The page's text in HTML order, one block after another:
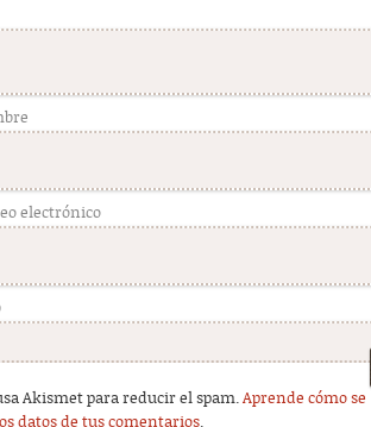
electrónico
Akismet para reducir el spam.Aprende cómo se
datos de tus comentarios.